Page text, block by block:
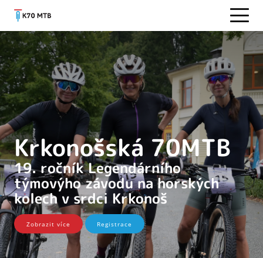
Krkonošská 70MTB
19. ročník Legendárního
týmovýho závodu na horských
kolech v srdci Krkonoš
Zobrazit více Registrace